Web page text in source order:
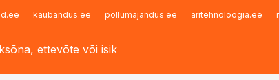
kaubandus.ee pollumajandus.ee aritehnoloogia.ee
Infopank